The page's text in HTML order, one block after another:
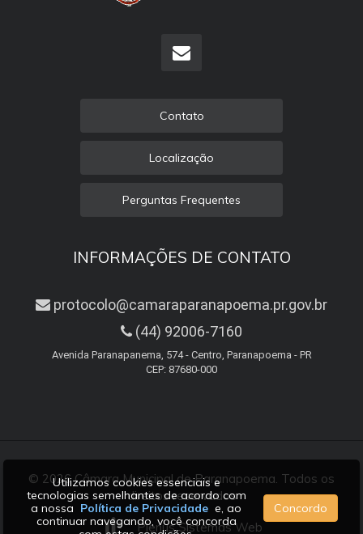
Contato
Localização
Perguntas Frequentes
INFORMAÇÕES DE CONTATO
protocolo@camaraparanapoema.pr.gov.br
(44) 92006-7160
Avenida Paranapanema, 574 - Centro, Paranapoema - PR
CEP: 87680-000
© 2026 Câmara Municipal de Paranapoema. Todos os
direitos reservados
Plenus Sistemas Web
Utilizamos cookies essenciais e
tecnologias semelhantes de acordo com
a nossa Política de Privacidade e, ao
continuar navegando, você concorda
Concordo